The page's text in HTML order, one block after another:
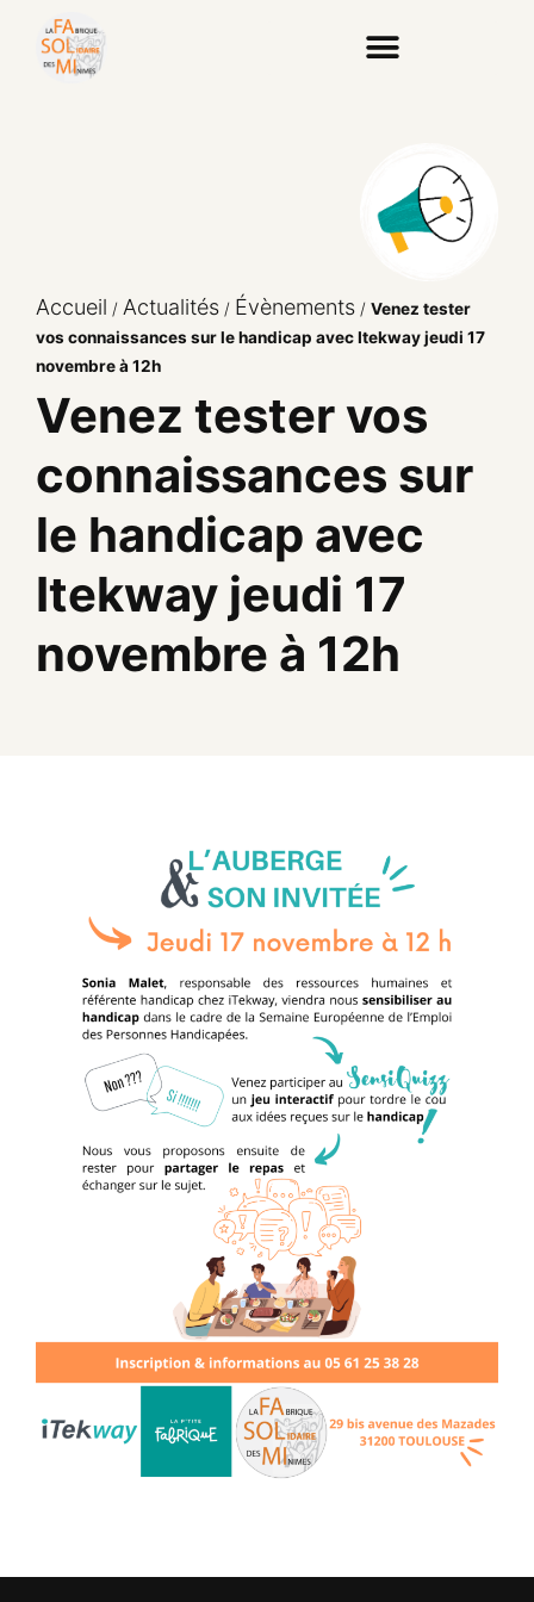
Accueil / Actualités / Évènements / Venez tester
vos connaissances sur le handicap avec Itekway jeudi 17
novembre à 12h
Venez tester vos
connaissances sur
le handicap avec
Itekway jeudi 17
novembre à 12h